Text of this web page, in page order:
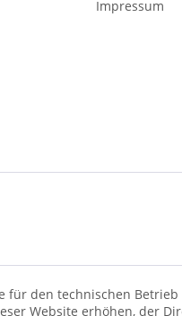
Impressum
für den technischen
Website erhöhen, der